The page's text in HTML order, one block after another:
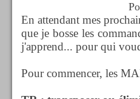
En attendant mes
que je bosse les
j'apprend... pour qui
Pour commencer, les